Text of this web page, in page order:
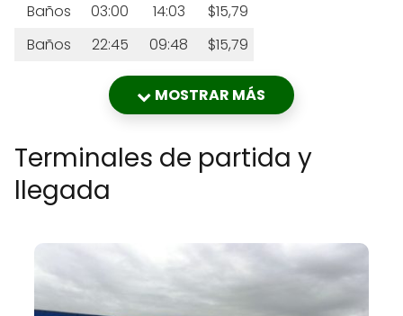
Baños
03:00 14:03
$15,79
Baños
22:45 09:48 $15,79
MOSTRAR MÁS
Terminales de partida y
llegada